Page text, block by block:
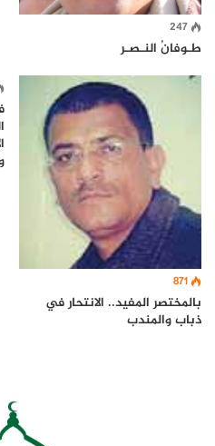
247
طـوفانُ النـصـر
871
بالمختصر المفيد.. الانتحار في
ذباب والمندب